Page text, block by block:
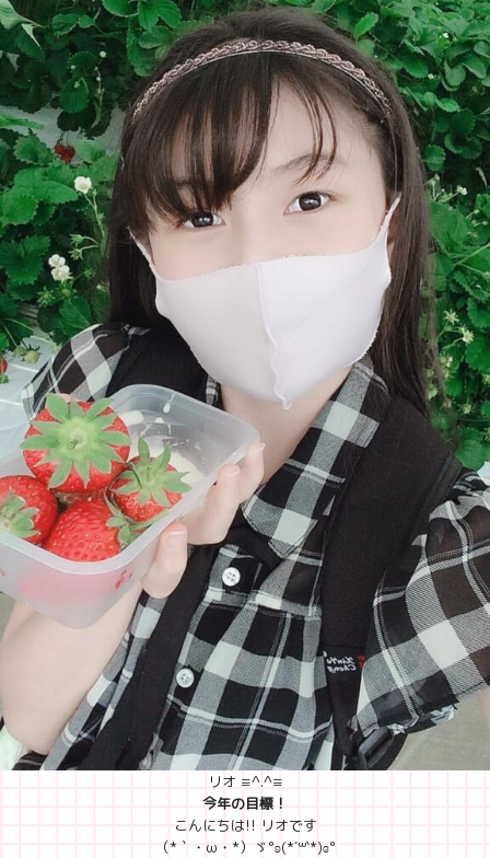
リオ ≡^.^≡
今年の目標！
こんにちは!! リオです
（*｀・ω・*）ゞ°ʚ(*´꒳`*)ɞ°